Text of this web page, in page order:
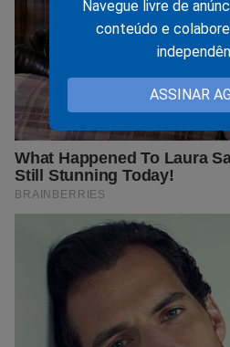
Navegue livre de
conteúdo e
ASSINAR